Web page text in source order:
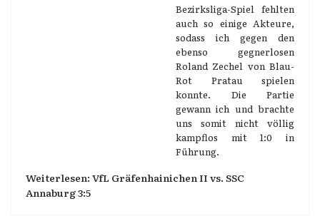
Bezirksliga-Spiel fehlten
auch so einige Akteure,
sodass ich gegen den
ebenso gegnerlosen
Roland Zechel von Blau-
Rot Pratau spielen
konnte. Die Partie
gewann ich und brachte
uns somit nicht völlig
kampflos mit 1:0 in
Führung.
Weiterlesen: VfL Gräfenhainichen II vs. SSC
Annaburg 3:5